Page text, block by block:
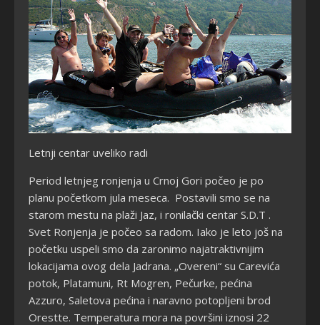
Letnji centar uveliko radi
Period letnjeg ronjenja u Crnoj Gori počeo je po
planu početkom jula meseca. Postavili smo se na
starom mestu na plaži Jaz, i ronilački centar S.D.T .
Svet Ronjenja je počeo sa radom. Iako je leto još na
početku uspeli smo da zaronimo najatraktivnijim
lokacijama ovog dela Jadrana. „Overeni“ su Carevića
potok, Platamuni, Rt Mogren, Pečurke, pećina
Azzuro, Saletova pećina i naravno potopljeni brod
Orestte. Temperatura mora na površini iznosi 22